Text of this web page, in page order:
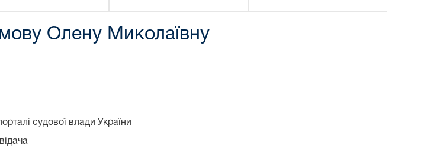
Олену Миколаївну
судової влади України